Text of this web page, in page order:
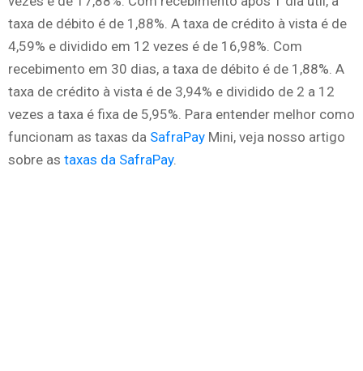
taxa de débito é de 1,88%. A taxa de crédito à vista é de
4,59% e dividido em 12 vezes é de 16,98%. Com
recebimento em 30 dias, a taxa de débito é de 1,88%. A
taxa de crédito à vista é de 3,94% e dividido de 2 a 12
vezes a taxa é fixa de 5,95%. Para entender melhor como
funcionam as taxas da SafraPay Mini, veja nosso artigo
sobre as taxas da SafraPay.